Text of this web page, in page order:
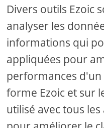
Divers outils Ezoic
analyser les
informations qui
appliquées pour
performances d'un
forme Ezoic et sur
utilisé avec tous